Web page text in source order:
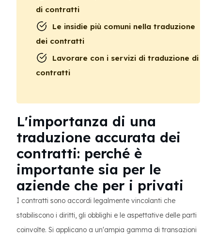
di contratti
Le insidie più comuni nella traduzione
dei contratti
Lavorare con i servizi di traduzione di
contratti
L'importanza di una
traduzione accurata dei
contratti: perché è
importante sia per le
aziende che per i privati
I contratti sono accordi legalmente vincolanti che
stabiliscono i diritti, gli obblighi e le aspettative delle parti
coinvolte. Si applicano a un'ampia gamma di transazioni